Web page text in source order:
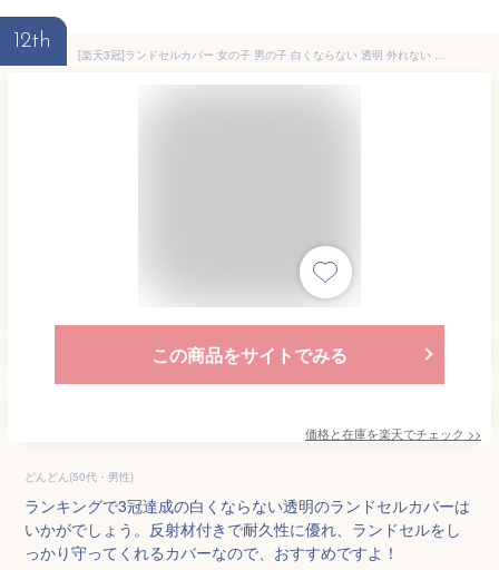
12th
[楽天3冠]ランドセルカバー 女の子 男の子 白くならない 透明 外れない おしゃれ 大きいサイズ 大きめ XL 天使のはね 反射 反射材 雨用 高学年 低学年 送料無料 シンプル ブラック レッド ピンク ライトピンク パープル ブルー
この商品をサイトでみる
価格と在庫を楽天でチェック >>
どんどん(50代・男性)
ランキングで3冠達成の白くならない透明のランドセルカバーは
いかがでしょう。反射材付きで耐久性に優れ、ランドセルをし
っかり守ってくれるカバーなので、おすすめですよ！